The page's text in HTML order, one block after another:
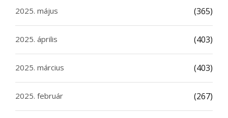
2025. május (365)
2025. április (403)
2025. március (403)
2025. február (267)